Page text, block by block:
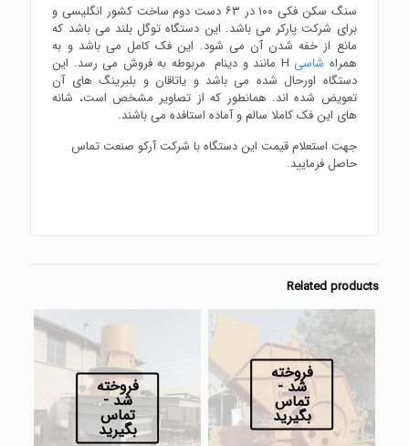
سنگ سکن فکی ۱۰۰ در ۶۳ دست دوم ساخت کشور انگلیسی و
برای شرکت پارکر می باشد. این دستگاه توگل بلند می باشد که
مانع از خفه شدن آن می شود. این فک کامل می باشد و به
همراه شاسی
H مانند و دینام مربوطه به فروش می رسد. این
دستگاه اورحال شده می باشد و یاتاقان و بلبرینگ های آن
تعویض شده اند. همانطور که از تصاویر مشخص است، شانه
های این فک کاملا سالم و آماده استافده می باشند.
جهت استعلام قیمت این دستگاه با شرکت آرکو صنعت تماس
حاصل فرمایید.
Related products
فروخته
شد -
تماس
بگیرید
فروخته
شد -
تماس
بگیرید